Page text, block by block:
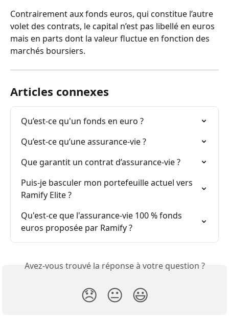
Contrairement aux fonds euros, qui constitue l’autre
volet des contrats, le capital n’est pas libellé en euros
mais en parts dont la valeur fluctue en fonction des
marchés boursiers.
Articles connexes
Qu’est-ce qu'un fonds en euro ?
Qu’est-ce qu’une assurance-vie ?
Que garantit un contrat d’assurance-vie ?
Puis-je basculer mon portefeuille actuel vers
Ramify Elite ?
Qu'est-ce que l'assurance-vie 100 % fonds
euros proposée par Ramify ?
Avez-vous trouvé la réponse à votre question ?
😞 😐 😃